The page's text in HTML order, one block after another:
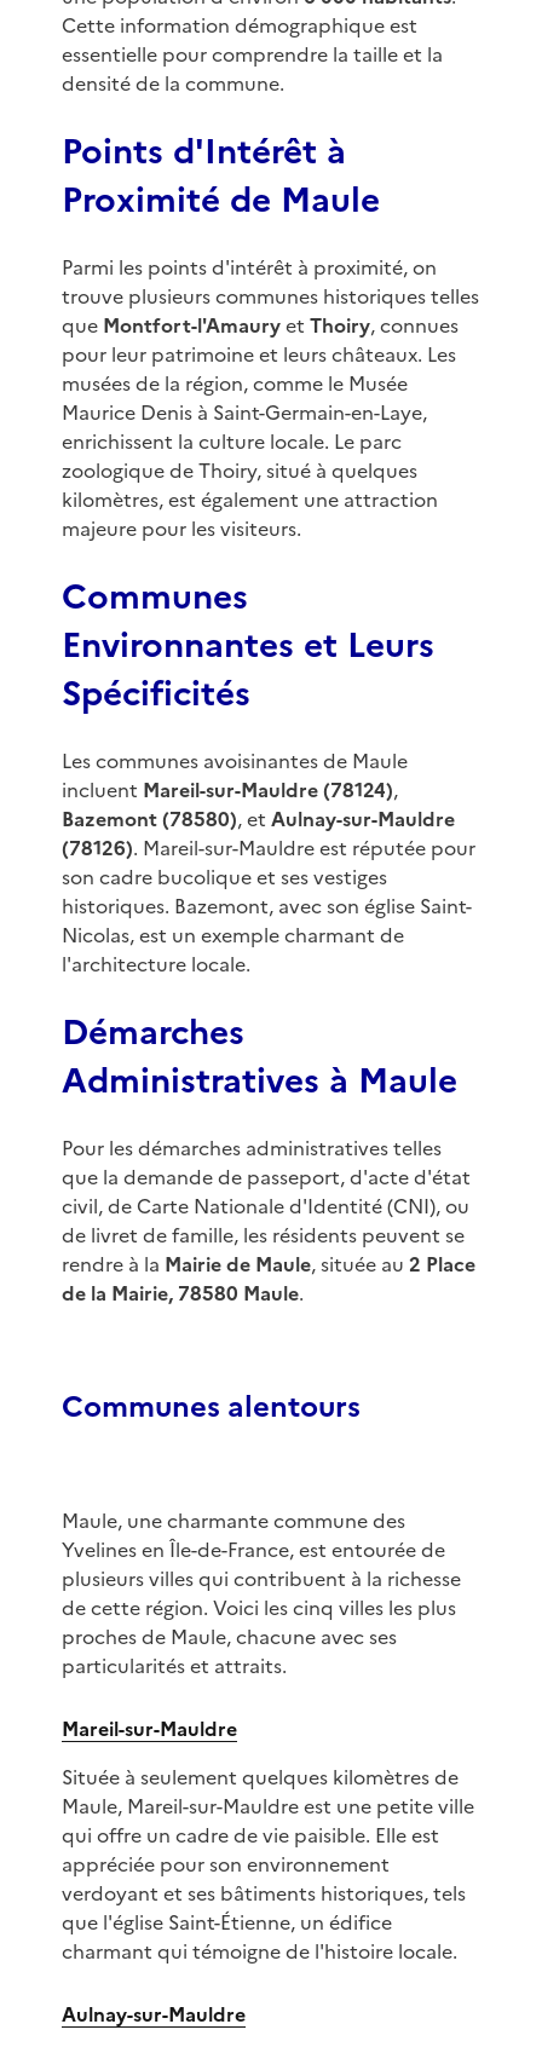
Cette information démographique est
essentielle pour comprendre la taille et la
densité de la commune.
Points d'Intérêt à
Proximité de Maule
Parmi les points d'intérêt à proximité, on
trouve plusieurs communes historiques telles
que Montfort-l'Amauryet Thoiry, connues
pour leur patrimoine et leurs châteaux. Les
musées de la région, comme le Musée
Maurice Denis à Saint-Germain-en-Laye,
enrichissent la culture locale. Le parc
zoologique de Thoiry, situé à quelques
kilomètres, est également une attraction
majeure pour les visiteurs.
Communes
Environnantes et Leurs
Spécificités
Les communes avoisinantes de Maule
incluent Mareil-sur-Mauldre (78124),
Bazemont (78580), et Aulnay-sur-Mauldre
(78126). Mareil-sur-Mauldre est réputée pour
son cadre bucolique et ses vestiges
historiques. Bazemont, avec son église Saint-
Nicolas, est un exemple charmant de
l'architecture locale.
Démarches
Administratives à Maule
Pour les démarches administratives telles
que la demande de passeport, d'acte d'état
civil, de Carte Nationale d'Identité (CNI), ou
de livret de famille, les résidents peuvent se
rendre à la Mairie de Maule, située au 2 Place
de la Mairie, 78580 Maule.
Communes alentours
Maule, une charmante commune des
Yvelines en Île-de-France, est entourée de
plusieurs villes qui contribuent à la richesse
de cette région. Voici les cinq villes les plus
proches de Maule, chacune avec ses
particularités et attraits.
Mareil-sur-Mauldre
Située à seulement quelques kilomètres de
Maule, Mareil-sur-Mauldre est une petite ville
qui offre un cadre de vie paisible. Elle est
appréciée pour son environnement
verdoyant et ses bâtiments historiques, tels
que l'église Saint-Étienne, un édifice
charmant qui témoigne de l'histoire locale.
Aulnay-sur-Mauldre